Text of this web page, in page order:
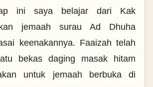
ini saya belajar dari Kak
jemaah surau Ad Dhuha
keenakannya. Faaizah telah
bekas daging masak hitam
untuk jemaah berbuka di